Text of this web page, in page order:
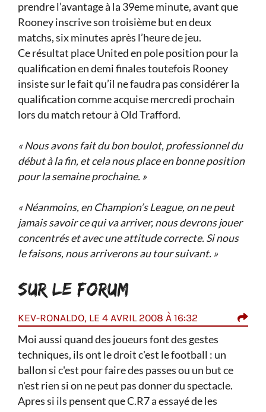
prendre l’avantage à la 39eme minute, avant que
Rooney inscrive son troisième but en deux
matchs, six minutes après l’heure de jeu.
Ce résultat place United en pole position pour la
qualification en demi finales toutefois Rooney
insiste sur le fait qu’il ne faudra pas considérer la
qualification comme acquise mercredi prochain
lors du match retour à Old Trafford.
« Nous avons fait du bon boulot, professionnel du
début à la fin, et cela nous place en bonne position
pour la semaine prochaine. »
« Néanmoins, en Champion’s League, on ne peut
jamais savoir ce qui va arriver, nous devrons jouer
concentrés et avec une attitude correcte. Si nous
le faisons, nous arriverons au tour suivant. »
SUR LE FORUM
KEV-RONALDO, LE 4 AVRIL 2008 À 16:32
Moi aussi quand des joueurs font des gestes
techniques, ils ont le droit c'est le football : un
ballon si c'est pour faire des passes ou un but ce
n'est rien si on ne peut pas donner du spectacle.
Apres si ils pensent que C.R7 a essayé de les